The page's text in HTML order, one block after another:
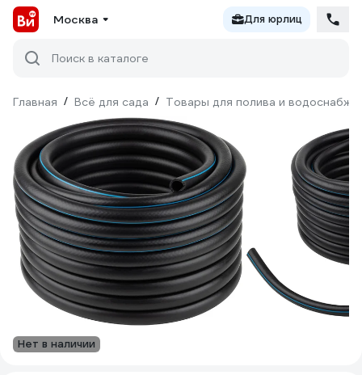
Москва Для юрлиц
Поиск в каталоге
Главная / Всё для сада / Товары для полива и
Нет в наличии